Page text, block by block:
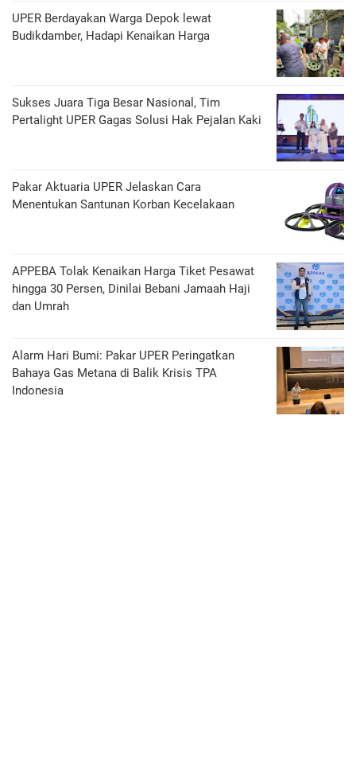
UPER Berdayakan Warga Depok lewat
Budikdamber, Hadapi Kenaikan Harga
Sukses Juara Tiga Besar Nasional, Tim
Pertalight UPER Gagas Solusi Hak Pejalan Kaki
Pakar Aktuaria UPER Jelaskan Cara
Menentukan Santunan Korban Kecelakaan
APPEBA Tolak Kenaikan Harga Tiket Pesawat
hingga 30 Persen, Dinilai Bebani Jamaah Haji
dan Umrah
Alarm Hari Bumi: Pakar UPER Peringatkan
Bahaya Gas Metana di Balik Krisis TPA
Indonesia